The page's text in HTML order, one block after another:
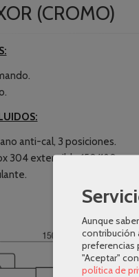
(CROMO)
anti-cal, 3 posiciones.
304 extensible 150/180 cm.
Aunque
contribución
preferencias
"Aceptar"
política de